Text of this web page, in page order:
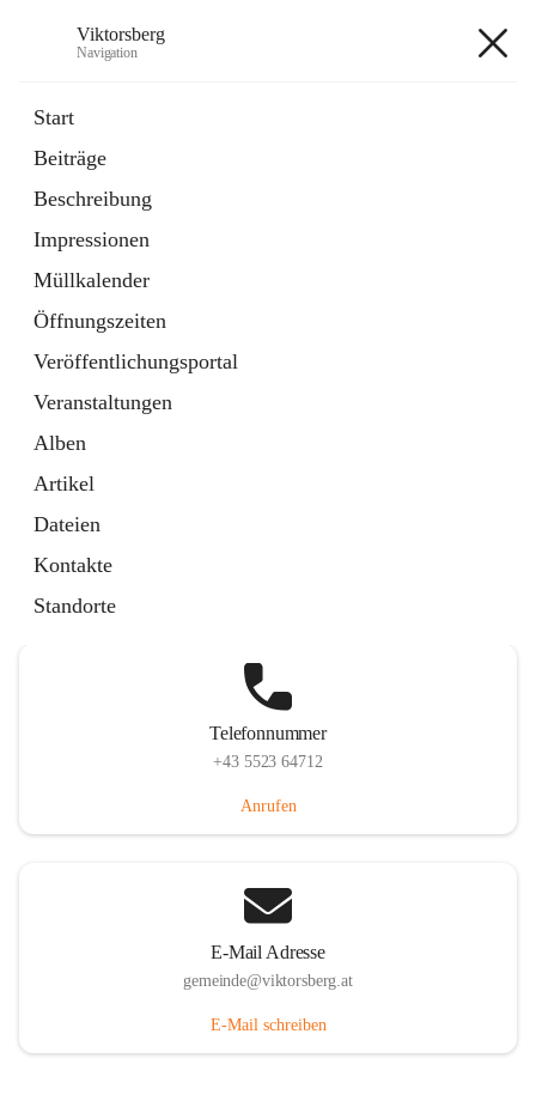
Viktorsberg
Navigation
Start
Beiträge
Beschreibung
Impressionen
Müllkalender
Öffnungszeiten
Veröffentlichungsportal
Veranstaltungen
Alben
Artikel
Dateien
Kontakte
Standorte
1 Schnellzugriff
Bürgerservice
10 Schnellzugriffe
Telefonnummer
+43 5523 64712
Anrufen
E-Mail Adresse
gemeinde@viktorsberg.at
E-Mail schreiben